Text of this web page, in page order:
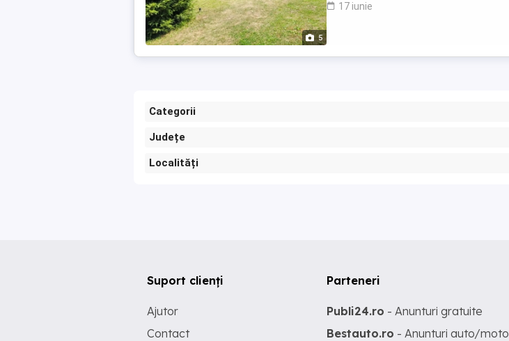
5
17 iunie
Categorii
Județe
Localități
Suport clienți
Ajutor
Contact
Parteneri
Publi24.ro - Anunturi gratuite
Bestauto.ro - Anunturi auto/moto